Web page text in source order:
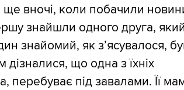
ще вночі, коли побачили
знайшли одного друга,
знайомий, як зʼясувалося,
дізналися, що одна з їхніх
перебуває під завалами. Її